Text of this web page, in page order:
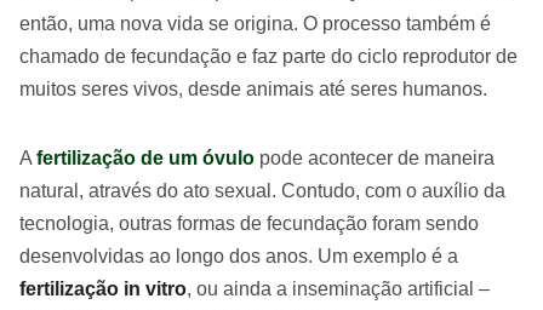
então, uma nova vida se origina. O processo também é
chamado de fecundação e faz parte do ciclo reprodutor de
muitos seres vivos, desde animais até seres humanos.
A fertilização de um óvulo pode acontecer de maneira
natural, através do ato sexual. Contudo, com o auxílio da
tecnologia, outras formas de fecundação foram sendo
desenvolvidas ao longo dos anos. Um exemplo é a
fertilização in vitro, ou ainda a inseminação artificial –